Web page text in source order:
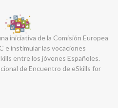
iniciativa de la Comisión Europea
e instimular las vocaciones
entre los jóvenes Españoles.
de Encuentro de eSkills for